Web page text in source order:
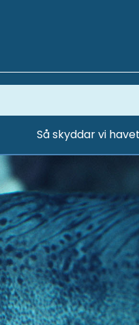
Så skyddar vi havet